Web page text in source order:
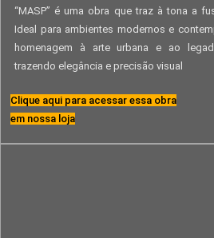
“MASP” é uma obra que traz à tona a
Ideal para ambientes modernos e
homenagem à arte urbana e ao
trazendo elegância e precisão visual
Clique aqui para acessar essa obra
em nossa loja